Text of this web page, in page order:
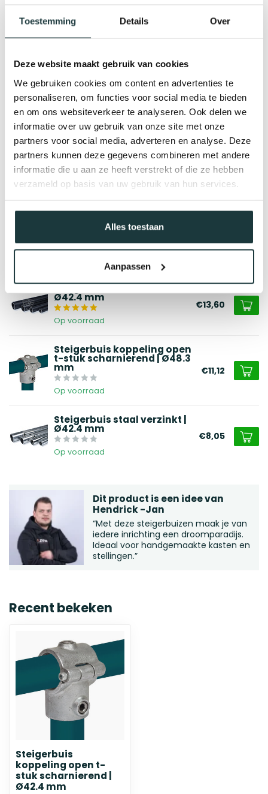
Toestemming Details Over
Deze website maakt gebruik van cookies
We gebruiken cookies om content en advertenties te
personaliseren, om functies voor social media te bieden
en om ons websiteverkeer te analyseren. Ook delen we
informatie over uw gebruik van onze site met onze
partners voor social media, adverteren en analyse. Deze
partners kunnen deze gegevens combineren met andere
informatie die u aan ze heeft verstrekt of die ze hebben
verzameld op basis van uw gebruik van hun services.
Alles toestaan
Aanpassen
Gerelateerde producten
Steigerbuis staal zwart |
Ø42.4 mm
Op voorraad
€13,60
Steigerbuis koppeling open
t-stuk scharnierend | Ø48.3
mm
Op voorraad
€11,12
Steigerbuis staal verzinkt |
Ø42.4 mm
Op voorraad
€8,05
Dit product is een idee van
Hendrick -Jan
“Met deze steigerbuizen maak je van
iedere inrichting een droomparadijs.
Ideaal voor handgemaakte kasten en
stellingen.”
Recent bekeken
Steigerbuis
koppeling open t-
stuk scharnierend |
Ø42.4 mm